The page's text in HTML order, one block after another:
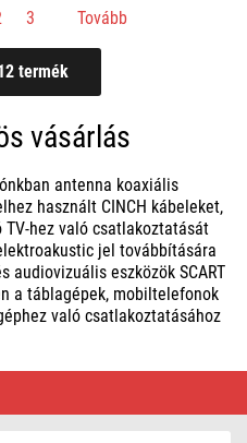
3 Tovább
vásárlás
antenna koaxiális
használt CINCH kábeleket,
TV-hez való csatlakoztatását
jel továbbítására
audiovizuális eszközök SCART
a táblagépek, mobiltelefonok
való csatlakoztatásához